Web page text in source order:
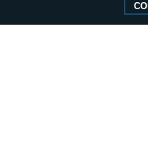
Свидетельство о регистрации